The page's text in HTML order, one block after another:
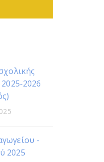
2026
-
2025